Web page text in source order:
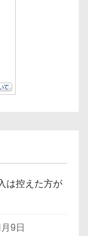
は控えた方が
9日